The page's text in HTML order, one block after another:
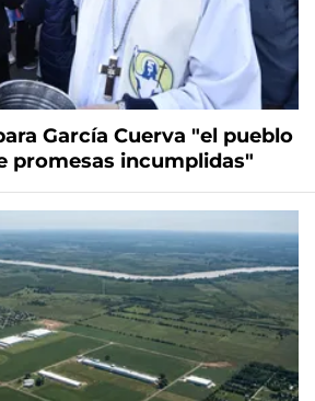
García Cuerva "el pueblo
promesas incumplidas"